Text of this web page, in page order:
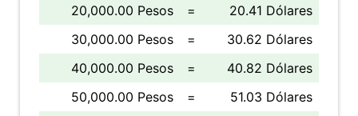
20,000.00 Pesos
=
20.41 Dólares
30,000.00 Pesos
=
30.62 Dólares
40,000.00 Pesos
=
40.82 Dólares
50,000.00 Pesos
= 51.03 Dólares